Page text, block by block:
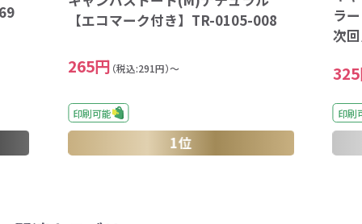
【エコマーク付き】TR-0105-008
265円 （税込:291円）～
印刷可能
1位
ラ
次
印刷